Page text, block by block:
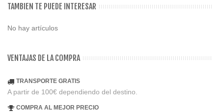
TAMBIEN TE PUEDE INTERESAR
No hay artículos
VENTAJAS DE LA COMPRA
TRANSPORTE GRATIS
A partir de 100€ dependiendo del destino.
COMPRA AL MEJOR PRECIO